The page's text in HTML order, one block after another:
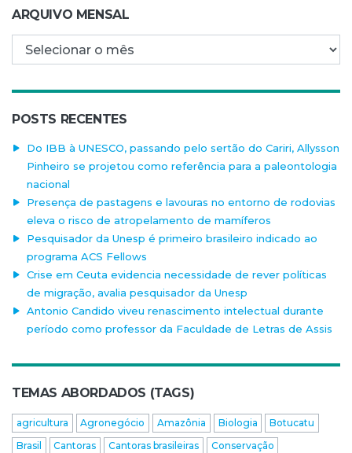
ARQUIVO MENSAL
Arquivo mensal
POSTS RECENTES
Do IBB à UNESCO, passando pelo sertão do Cariri, Allysson
Pinheiro se projetou como referência para a paleontologia
nacional
Presença de pastagens e lavouras no entorno de rodovias
eleva o risco de atropelamento de mamíferos
Pesquisador da Unesp é primeiro brasileiro indicado ao
programa ACS Fellows
Crise em Ceuta evidencia necessidade de rever políticas
de migração, avalia pesquisador da Unesp
Antonio Candido viveu renascimento intelectual durante
período como professor da Faculdade de Letras de Assis
TEMAS ABORDADOS (TAGS)
agricultura Agronegócio Amazônia Biologia
Botucatu
Brasil
Cantoras Cantoras brasileiras
Conservação